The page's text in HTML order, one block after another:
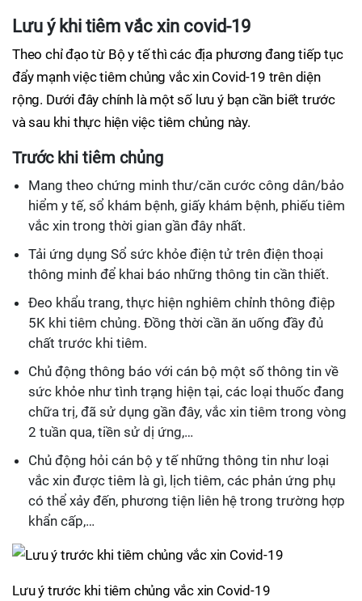
Lưu ý khi tiêm vắc xin covid-19
Theo chỉ đạo từ Bộ y tế thì các địa phương đang tiếp tục
đẩy mạnh việc tiêm chủng vắc xin Covid-19 trên diện
rộng. Dưới đây chính là một số lưu ý bạn cần biết trước
và sau khi thực hiện việc tiêm chủng này.
Trước khi tiêm chủng
Mang theo chứng minh thư/căn cước công dân/bảo
hiểm y tế, sổ khám bệnh, giấy khám bệnh, phiếu tiêm
vắc xin trong thời gian gần đây nhất.
Tải ứng dụng Sổ sức khỏe điện tử trên điện thoại
thông minh để khai báo những thông tin cần thiết.
Đeo khẩu trang, thực hiện nghiêm chỉnh thông điệp
5K khi tiêm chủng. Đồng thời cần ăn uống đầy đủ
chất trước khi tiêm.
Chủ động thông báo với cán bộ một số thông tin về
sức khỏe như tình trạng hiện tại, các loại thuốc đang
chữa trị, đã sử dụng gần đây, vắc xin tiêm trong vòng
2 tuần qua, tiền sử dị ứng,…
Chủ động hỏi cán bộ y tế những thông tin như loại
vắc xin được tiêm là gì, lịch tiêm, các phản ứng phụ
có thể xảy đến, phương tiện liên hệ trong trường hợp
khẩn cấp,…
Lưu ý trước khi tiêm chủng vắc xin Covid-19